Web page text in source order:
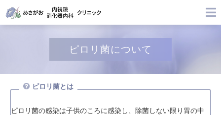
ピロリ菌について
ピロリ菌とは
ピロリ菌の感染は⼦供のころに感染し、除菌しない限り胃の中